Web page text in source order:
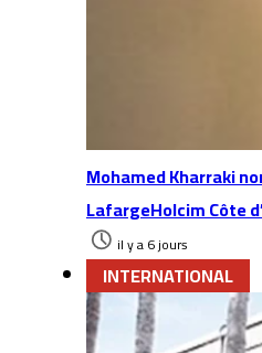
Mohamed Kharraki
LafargeHolcim Côte
il y a 6 jours
INTERNATIONAL